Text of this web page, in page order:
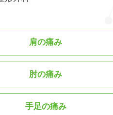
肩の痛み
肘の痛み
手足の痛み